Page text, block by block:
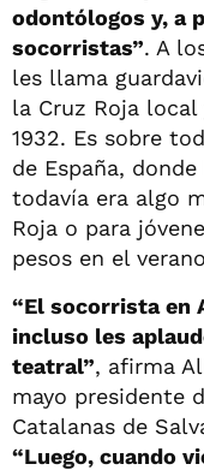
odontólogos y, a
socorristas”. A
les llama
la Cruz Roja local
1932. Es sobre
de España,
todavía era algo
Roja o para
pesos en el
“El socorrista en
incluso les
teatral”, afirma
mayo presidente
Catalanas de
“Luego, cuando